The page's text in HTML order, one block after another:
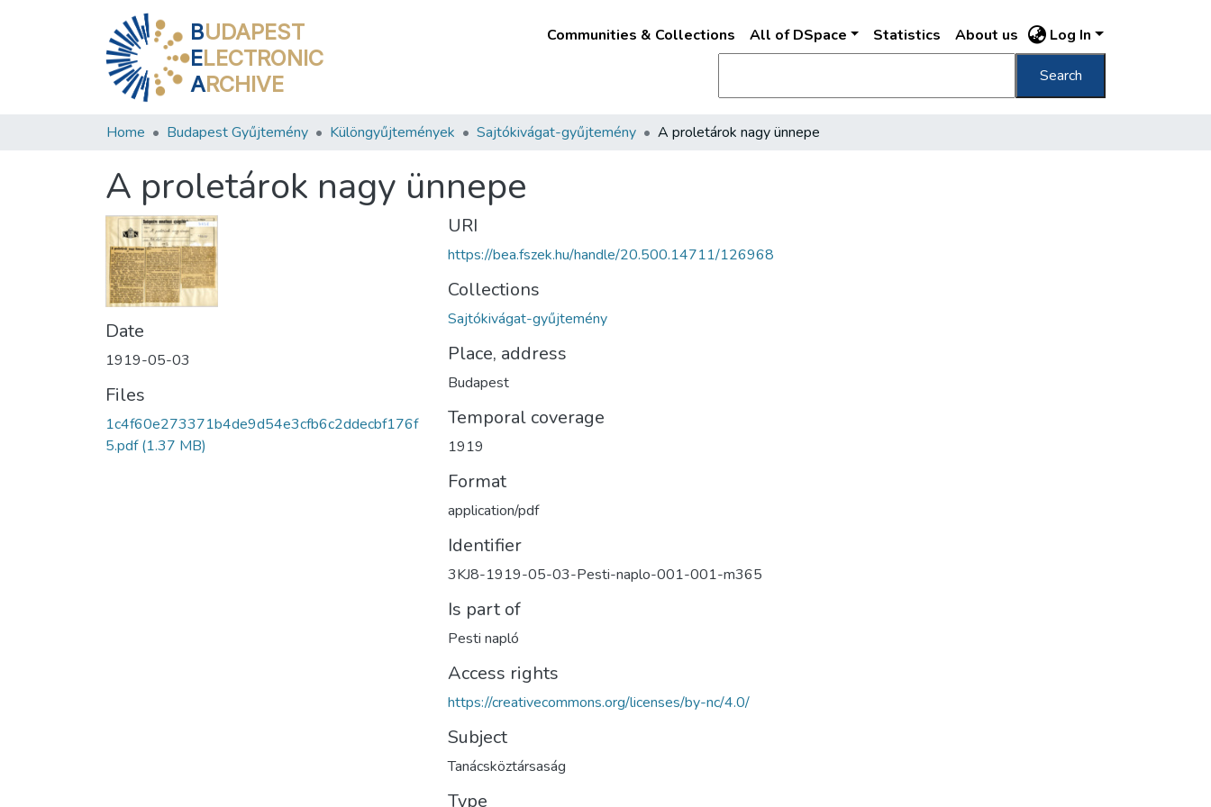
BUDAPEST
ELECTRONIC
ARCHIVE
Communities & Collections All of DSpace Statistics About us Log In
Search
Home Budapest Gyűjtemény Különgyűjtemények Sajtókivágat-gyűjtemény A proletárok nagy ünnepe
A proletárok nagy ünnepe
Date
1919-05-03
Files
1c4f60e273371b4de9d54e3cfb6c2ddecbf176f
5.pdf(1.37 MB)
URI
https://bea.fszek.hu/handle/20.500.14711/126968
Collections
Sajtókivágat-gyűjtemény
Place, address
Budapest
Temporal coverage
1919
Format
application/pdf
Identifier
3KJ8-1919-05-03-Pesti-naplo-001-001-m365
Is part of
Pesti napló
Access rights
https://creativecommons.org/licenses/by-nc/4.0/
Subject
Tanácsköztársaság
Type